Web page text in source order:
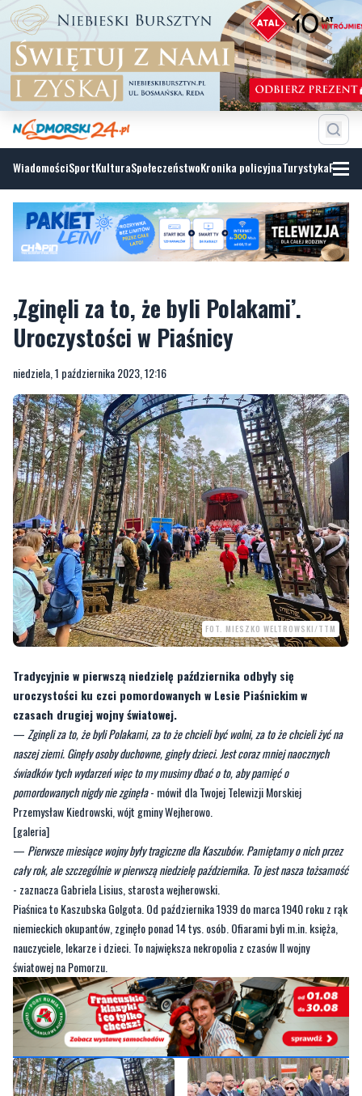
WiadomościSportKulturaSpołeczeństwoKronika policyjnaTurystyka
‚Zginęli za to, że byli Polakami’.
Uroczystości w Piaśnicy
niedziela, 1 października 2023, 12:16
FOT. MIESZKO WELTROWSKI/TTM
Tradycyjnie w pierwszą niedzielę października odbyły się
uroczystości ku czci pomordowanych w Lesie Piaśnickim w
czasach drugiej wojny światowej.
— Zginęli za to, że byli Polakami, za to że chcieli być wolni, za to że chcieli żyć na
naszej ziemi. Ginęły osoby duchowne, ginęły dzieci. Jest coraz mniej naocznych
świadków tych wydarzeń więc to my musimy dbać o to, aby pamięć o
pomordowanych nigdy nie zginęła- mówił dla Twojej Telewizji Morskiej
Przemysław Kiedrowski, wójt gminy Wejherowo.
[galeria]
— Pierwsze miesiące wojny były tragiczne dla Kaszubów. Pamiętamy o nich przez
cały rok, ale szczególnie w pierwszą niedzielę października. To jest nasza tożsamość
- zaznacza Gabriela Lisius, starosta wejherowski.
Piaśnica to Kaszubska Golgota. Od października 1939 do marca 1940 roku z rąk
niemieckich okupantów, zginęło ponad 14 tys. osób. Ofiarami byli m.in. księża,
nauczyciele, lekarze i dzieci. To największa nekropolia z czasów II wojny
światowej na Pomorzu.